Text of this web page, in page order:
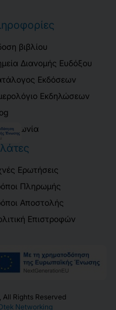
βιβλίου
Διανομής Ευδόξου
Εκδόσεων
Εκδηλώσεων
Ερωτήσεις
Πληρωμής
Αποστολής
Επιστροφών
Rights Reserved
Networking